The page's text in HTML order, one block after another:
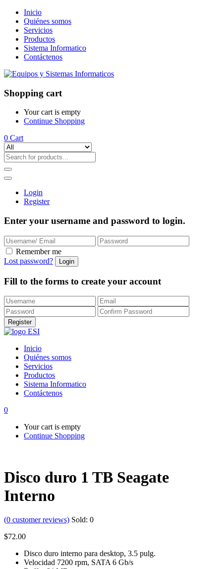
Inicio
Quiénes somos
Servicios
Productos
Sistema Informatico
Contáctenos
Shopping cart
Your cart is empty
Continue Shopping
0 Cart
Login
Register
Enter your username and password to login.
Remember me
Lost password?
Fill to the forms to create your account
Inicio
Quiénes somos
Servicios
Productos
Sistema Informatico
Contáctenos
0
Your cart is empty
Continue Shopping
Disco duro 1 TB Seagate
Interno
(0 customer reviews) Sold: 0
$72.00
Disco duro interno para desktop, 3.5 pulg.
Velocidad 7200 rpm, SATA 6 Gb/s